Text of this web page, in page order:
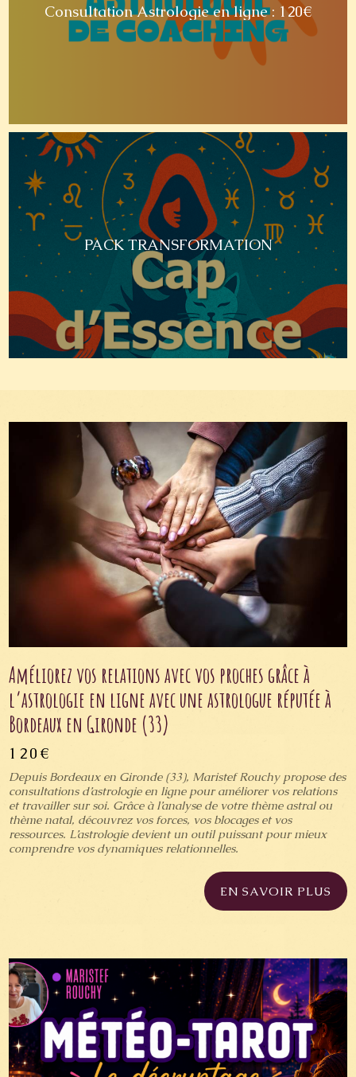
Consultation Astrologie en ligne : 120€
PACK TRANSFORMATION
Améliorez vos relations avec vos proches grâce à
l’astrologie en ligne avec une astrologue réputée à
Bordeaux en Gironde (33)
120€
Depuis Bordeaux en Gironde (33), Maristef Rouchy propose des
consultations d’astrologie en ligne pour améliorer vos relations
et travailler sur soi. Grâce à l’analyse de votre thème astral ou
thème natal, découvrez vos forces, vos blocages et vos
ressources. L’astrologie devient un outil puissant pour mieux
comprendre vos dynamiques relationnelles.
EN SAVOIR PLUS